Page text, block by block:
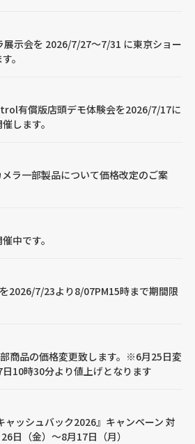
展示会を 2026/7/27～7/31 に東京ショー
。
有償版店頭デモ体験会を2026/7/17に
します。
ラ一部製品について価格改定のご案
中です。
2026/7/23より8/07PM15時まで期間限
商品の価格変更致します。※6月25日変
10時30分より値上げとなります
ャッシュバック2026』キャンペーン 対
日（金）～8月17日（月）